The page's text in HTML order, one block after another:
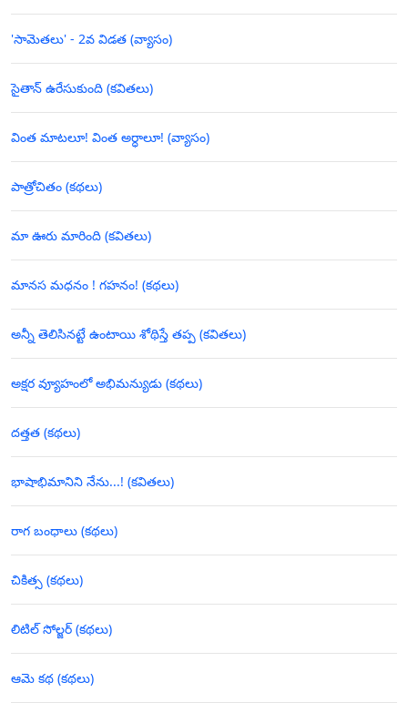
'సామెతలు' - 2వ విడత (వ్యాసం)
సైతాన్ ఉరేసుకుంది (కవితలు)
వింత మాటలూ! వింత అర్ధాలూ! (వ్యాసం)
పాత్రోచితం (కథలు)
మా ఊరు మారింది (కవితలు)
మానస మధనం ! గహనం! (కథలు)
అన్నీ తెలిసినట్టే ఉంటాయి శోథిస్తే తప్ప (కవితలు)
అక్షర వ్యూహంలో అభిమన్యుడు (కథలు)
దత్తత (కథలు)
భాషాభిమానిని నేను...! (కవితలు)
రాగ బంధాలు (కథలు)
చికిత్స (కథలు)
లిటిల్ సోల్జర్ (కథలు)
ఆమె కథ (కథలు)